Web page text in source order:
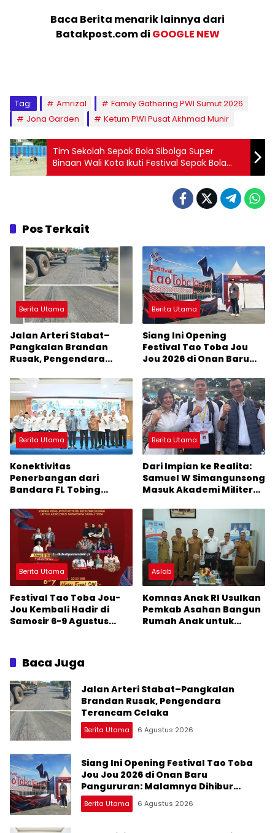
Baca Berita menarik lainnya dari
Batakpost.com di GOOGLE NEW
Tag: Amrizal
Family Gathering PWI Sumut 2026
Jona Garden
Ketum PWI Pusat Akhmad Munir
Tim Sekolah Sepak Bola Sibolga Super
Binaan Wali Kota Ikuti Festival Sepak Bola
2026 Piala Presiden
Pos Terkait
Berita Utama
Jalan Arteri Stabat–
Pangkalan Brandan
Rusak, Pengendara
Berita Utama
Siang Ini Opening
Festival Tao Toba Jou
Jou 2026 di Onan Baru
Dihibur Marsada Band
Berita Utama
Konektivitas
Penerbangan dari
Bandara FL Tobing
Jadi Perhatian Anggota
DPR RI Muhammad Lokot
Nasution
Berita Utama
Dari Impian ke Realita:
Samuel W Simangunsong
Masuk Akademi Militer
Berita Utama
Festival Tao Toba Jou-
Jou Kembali Hadir di
Samosir 6-9 Agustus
Peluangnya
Aslab
Komnas Anak RI Usulkan
Pemkab Asahan Bangun
Rumah Anak untuk
Baca Juga
Jalan Arteri Stabat–Pangkalan
Brandan Rusak, Pengendara
Terancam Celaka
Berita Utama 6 Agustus 2026
Siang Ini Opening Festival Tao Toba
Jou Jou 2026 di Onan Baru
Pangururan: Malamnya Dihibur
Marsada Band
Berita Utama 6 Agustus 2026